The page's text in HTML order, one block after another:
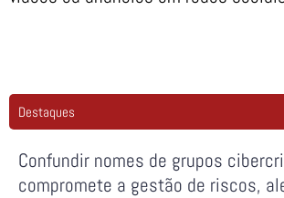
Destaques
Confundir nomes de grupos
compromete a gestão de riscos,